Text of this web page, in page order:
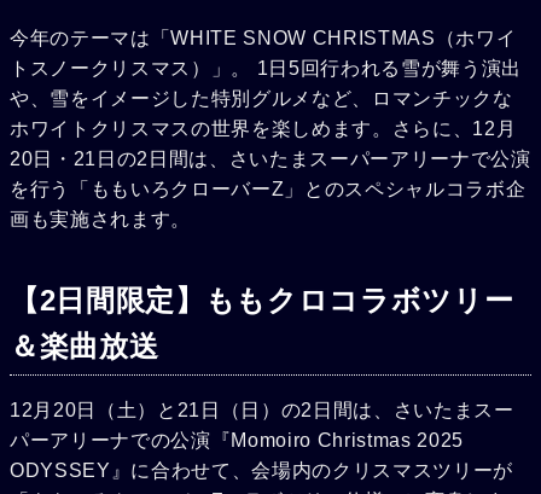
今年のテーマは「WHITE SNOW CHRISTMAS（ホワイ
トスノークリスマス）」。 1日5回行われる雪が舞う演出
や、雪をイメージした特別グルメなど、ロマンチックな
ホワイトクリスマスの世界を楽しめます。さらに、12月
20日・21日の2日間は、さいたまスーパーアリーナで公演
を行う「ももいろクローバーZ」とのスペシャルコラボ企
画も実施されます。
【2日間限定】ももクロコラボツリー
＆楽曲放送
12月20日（土）と21日（日）の2日間は、さいたまスー
パーアリーナでの公演『Momoiro Christmas 2025
ODYSSEY』に合わせて、会場内のクリスマスツリーが